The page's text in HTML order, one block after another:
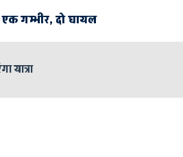
यात्रा
गम्भीर, दो घायल